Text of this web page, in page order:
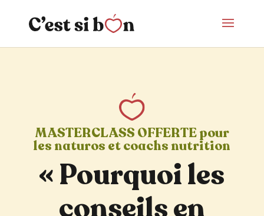
MASTERCLASS OFFERTE pour
les naturos et coachs nutrition
« Pourquoi les